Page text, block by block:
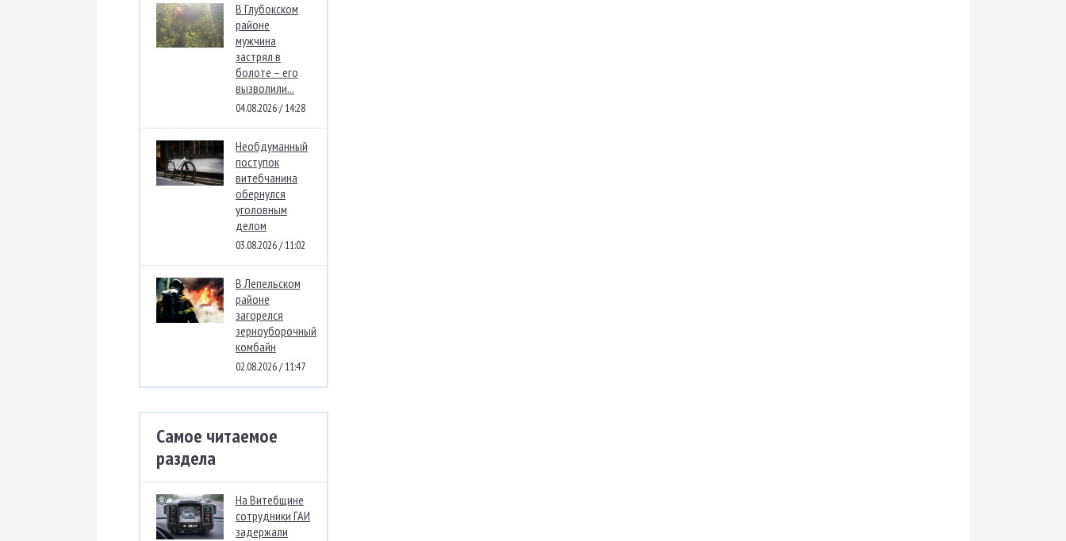
В Глубокском
районе
мужчина
застрял в
болоте – его
вызволили...
04.08.2026 / 14:28
Необдуманный
поступок
витебчанина
обернулся
уголовным
делом
03.08.2026 / 11:02
В Лепельском
районе
загорелся
зерноуборочный
комбайн
02.08.2026 / 11:47
Самое читаемое
раздела
На Витебщине
сотрудники ГАИ
задержали